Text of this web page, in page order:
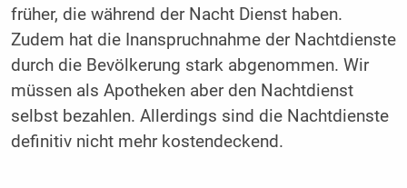
früher, die während der Nacht Dienst haben.
Zudem hat die Inanspruchnahme der Nachtdienste
durch die Bevölkerung stark abgenommen. Wir
müssen als Apotheken aber den Nachtdienst
selbst bezahlen. Allerdings sind die Nachtdienste
definitiv nicht mehr kostendeckend.